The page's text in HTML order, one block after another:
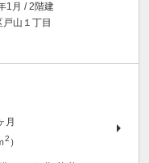
1月 / 2階建
山１丁目
月
2 ）